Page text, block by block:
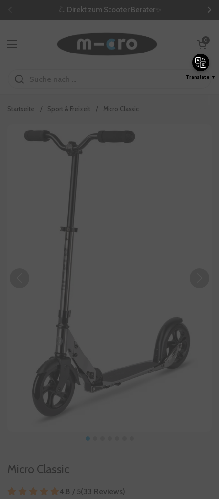
Zum Inhalt springen🛴 Direkt zum Scooter Berater✨
Menü öffnen
Warenkorb
0
Startseite / Sport & Freizeit / Micro Classic
Micro Classic
4.8 / 5(33 Reviews)
Translate ▼